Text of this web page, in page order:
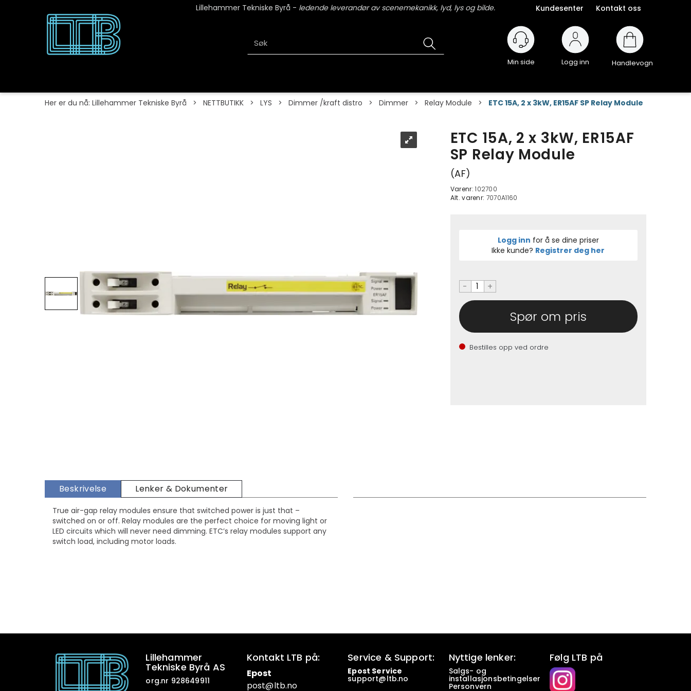
Lillehammer Tekniske Byrå - ledende leverandør av scenemekanikk, lyd, lys og bilde. Kundesenter Kontakt oss
Logg inn Handlevogn
Her er du nå: Lillehammer Tekniske Byrå > NETTBUTIKK > LYS > Dimmer /kraft distro > Dimmer > Relay Module > ETC 15A, 2 x 3kW, ER15AF SP Relay Module
ETC 15A, 2 x 3kW, ER15AF
SP Relay Module
(AF)
Varenr:102700
Alt. varenr: 7070A1160
Logg inn for å se dine priser
Ikke kunde? Registrer deg her
- +
Spør om pris
Bestilles opp ved ordre
Beskrivelse Lenker & Dokumenter
True air-gap relay modules ensure that switched power is just that –
switched on or off. Relay modules are the perfect choice for moving light or
LED circuits which will never need dimming. ETC’s relay modules support any
switch load, including motor loads.
Lillehammer
Tekniske Byrå AS
org.nr 928649911
Kontakt LTB på:
Epost
post@ltb.no
Service & Support:
Epost Service
support@ltb.no
Nyttige lenker:
Salgs- og
installasjonsbetingelser
Personvern
Følg LTB på